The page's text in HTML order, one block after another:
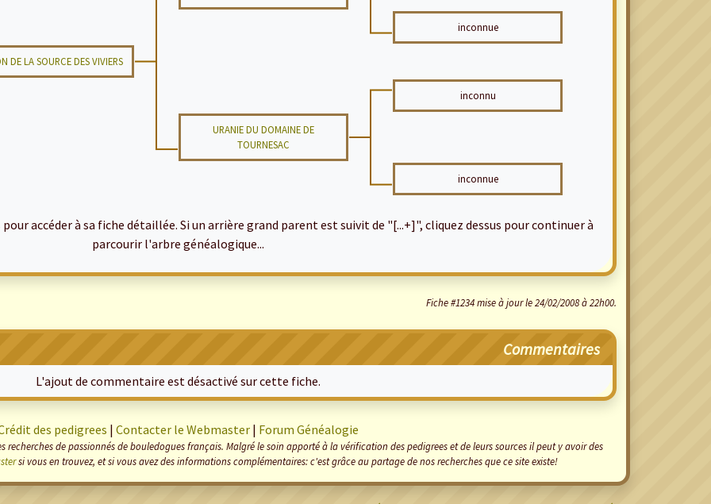
inconnue
DE LA SOURCE DES VIVIERS
inconnu
URANIE DU DOMAINE DE
TOURNESAC
inconnue
accéder à sa fiche détaillée. Si un arrière grand parent est suivit de "[...+]", cliquez dessus pour continuer à
parcourir l'arbre généalogique...
Fiche #1234 mise à jour le 24/02/2008 à 22h00.
Commentaires
L'ajout de commentaire est désactivé sur cette fiche.
des pedigrees | Contacter le Webmaster| Forum Généalogie
recherches de passionnés de bouledogues français. Malgré le soin apporté à la vérification des pedigrees et de leurs sources il peut y avoir des
si vous en trouvez, et si vous avez des informations complémentaires: c'est grâce au partage de nos recherches que ce site existe!